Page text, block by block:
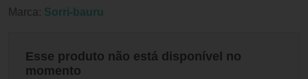
Marca: Sorri-bauru
Esse produto não está disponível no
momento